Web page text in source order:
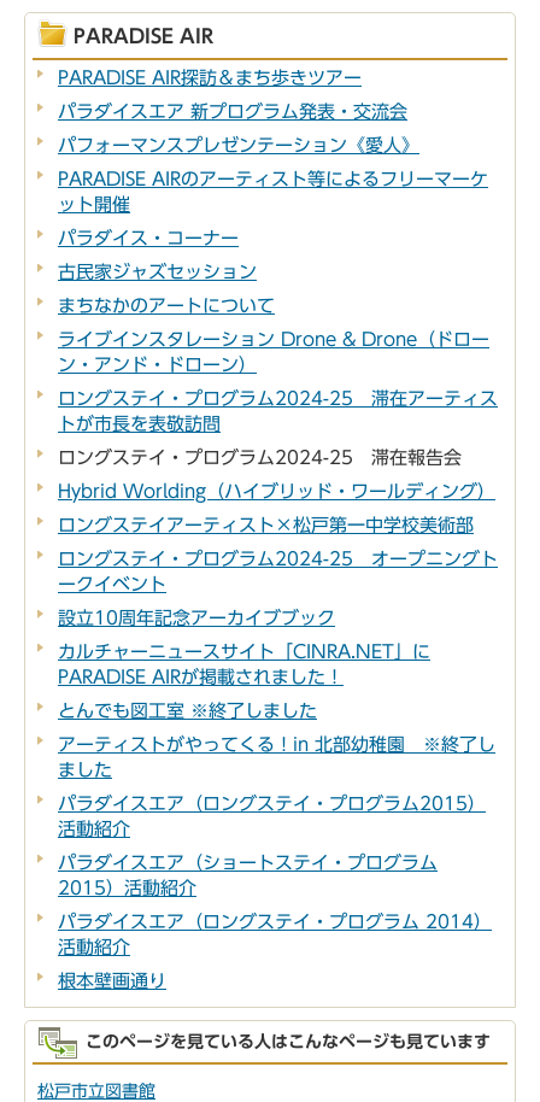
PARADISE AIR
PARADISE AIR探訪＆まち歩きツアー
パラダイスエア 新プログラム発表・交流会
パフォーマンスプレゼンテーション《愛人》
PARADISE AIRのアーティスト等によるフリーマーケ
ット開催
パラダイス・コーナー
古民家ジャズセッション
まちなかのアートについて
ライブインスタレーション Drone & Drone（ドロー
ン・アンド・ドローン）
ロングステイ・プログラム2024-25 滞在アーティス
トが市長を表敬訪問
ロングステイ・プログラム2024-25 滞在報告会
Hybrid Worlding（ハイブリッド・ワールディング）
ロングステイアーティスト×松戸第一中学校美術部
ロングステイ・プログラム2024-25 オープニングト
ークイベント
設立10周年記念アーカイブブック
カルチャーニュースサイト「CINRA.NET」に
PARADISE AIRが掲載されました！
とんでも図工室 ※終了しました
アーティストがやってくる！in 北部幼稚園 ※終了し
ました
パラダイスエア（ロングステイ・プログラム2015）
活動紹介
パラダイスエア（ショートステイ・プログラム
2015）活動紹介
パラダイスエア（ロングステイ・プログラム 2014）
活動紹介
根本壁画通り
このページを見ている人はこんなページも見ています
松戸市立図書館